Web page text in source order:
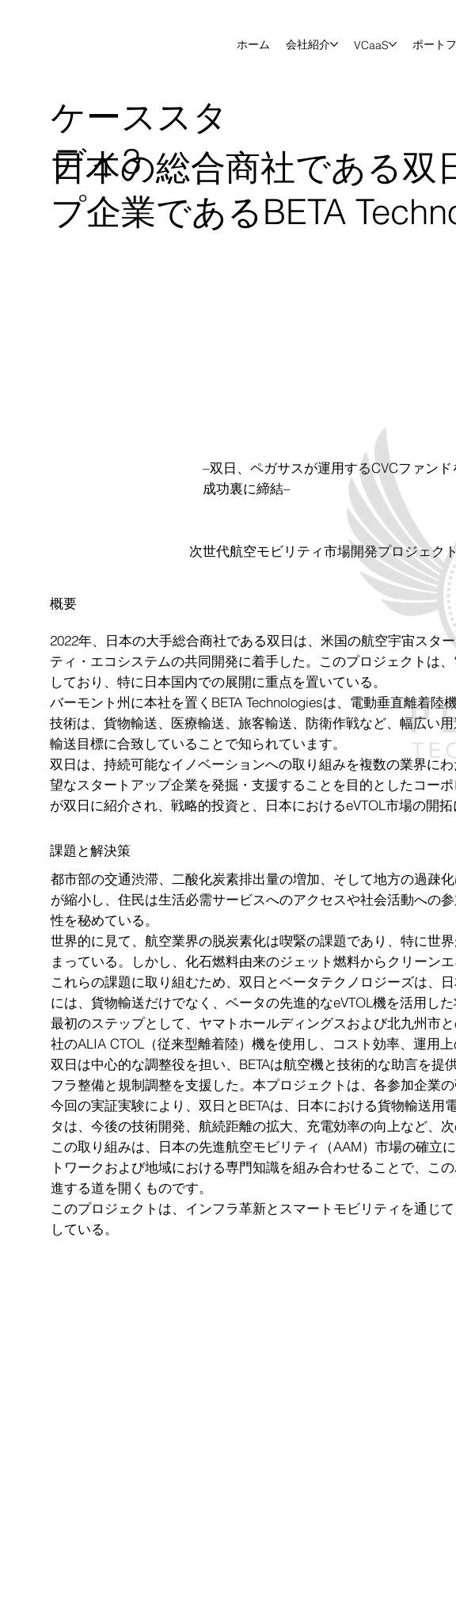
ホーム 会社紹介 VCaaS ポート
ケーススタ
ディ3
日本の総合商社である双
プ企業であるBETA
–双日、ペガサスが運用するCVCファン
成功裏に締結–
次世代航空モビリティ市場開発プロジェク
概要
2022年、日本の大手総合商社である双日は、米国の航空宇宙スタ
ティ・エコシステムの共同開発に着手した。このプロジェクトは
しており、特に日本国内での展開に重点を置いている。
バーモント州に本社を置くBETA Technologiesは、電動垂直離着
技術は、貨物輸送、医療輸送、旅客輸送、防衛作戦など、幅広い
輸送目標に合致していることで知られています。
双日は、持続可能なイノベーションへの取り組みを複数の業界に
望なスタートアップ企業を発掘・支援することを目的としたコー
が双日に紹介され、戦略的投資と、日本におけるeVTOL市場の開
課題と解決策
都市部の交通渋滞、二酸化炭素排出量の増加、そして地方の過疎
が縮小し、住民は生活必需サービスへのアクセスや社会活動への
性を秘めている。
世界的に見て、航空業界の脱炭素化は喫緊の課題であり、特に世
まっている。しかし、化石燃料由来のジェット燃料からクリーン
これらの課題に取り組むため、双日とベータテクノロジーズは、
には、貨物輸送だけでなく、ベータの先進的なeVTOL機を活用し
最初のステップとして、ヤマトホールディングスおよび北九州市
社のALIA CTOL（従来型離着陸）機を使用し、コスト効率、運用
双日は中心的な調整役を担い、BETAは航空機と技術的な助言を
フラ整備と規制調整を支援した。本プロジェクトは、各参加企業
今回の実証実験により、双日とBETAは、日本における貨物輸送
タは、今後の技術開発、航続距離の拡大、充電効率の向上など、
この取り組みは、日本の先進航空モビリティ（AAM）市場の確立
トワークおよび地域における専門知識を組み合わせることで、こ
進する道を開くものです。
このプロジェクトは、インフラ革新とスマートモビリティを通じ
している。